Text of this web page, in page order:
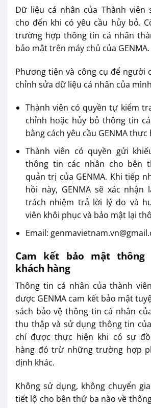
Dữ liệu cá nhân của Thành
cho đến khi có yêu cầu hủy bỏ.
trường hợp thông tin cá nhân
bảo mật trên máy chủ của GENMA.
Phương tiện và công cụ để người
chỉnh sửa dữ liệu cá nhân của
Thành viên có quyền tự kiểm
chỉnh hoặc hủy bỏ thông tin
bằng cách yêu cầu GENMA thực
Thành viên có quyền gửi
thông tin các nhân cho bên
quản trị của GENMA. Khi tiếp
hồi này, GENMA sẽ xác
trách nhiệm trả lời lý do và
viên khôi phục và bảo mật lại
Email:
Cam kết bảo mật
khách hàng
Thông tin cá nhân của thành
được GENMA cam kết bảo mật
sách bảo vệ thông tin cá nhân
thu thập và sử dụng thông tin
chỉ được thực hiện khi có sự
hàng đó trừ những trường hợp
định khác.
Không sử dụng, không chuyển
tiết lộ cho bên thứ ba nào về